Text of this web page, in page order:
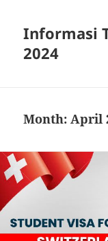
Informasi
2024
Month:April